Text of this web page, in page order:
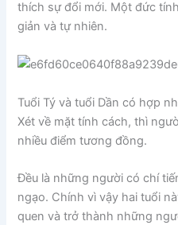
thích sự đổi mới. Một đức
giản và tự nhiên.
Tuổi Tý và tuổi Dần có hợp
Xét về mặt tính cách, thì
nhiều điểm tương đồng.
Đều là những người có chí
ngạo. Chính vì vậy hai tuổi
quen và trở thành những